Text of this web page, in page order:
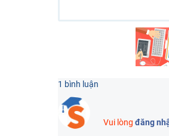
1 bình luận
Vui lòng đăng